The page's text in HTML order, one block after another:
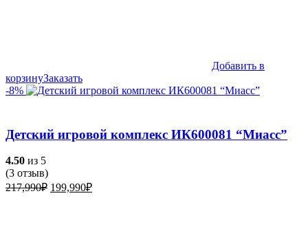
Добавить в
корзинуЗаказать
-8%
Детский игровой комплекс ИК600081 “Миасс”
4.50 из 5
(3 отзыв)
217,990₽ Первоначальная
199,990₽Текущая